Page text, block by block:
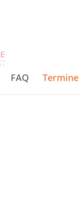
FAQ Termine